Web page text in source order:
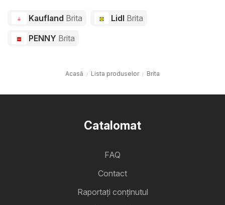
Kaufland Brita Lidl Brita
PENNY Brita
Acasă Lista produselor Brita
Catalomat
FAQ
Contact
Raportați conținutul